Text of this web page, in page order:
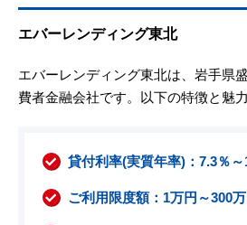
エバーレンディング東北
エバーレンディング東北は、岩手県
費者金融会社です。以下の特徴と魅
貸付利率(実質年率)：7.3％～
ご利用限度額：1万円～300